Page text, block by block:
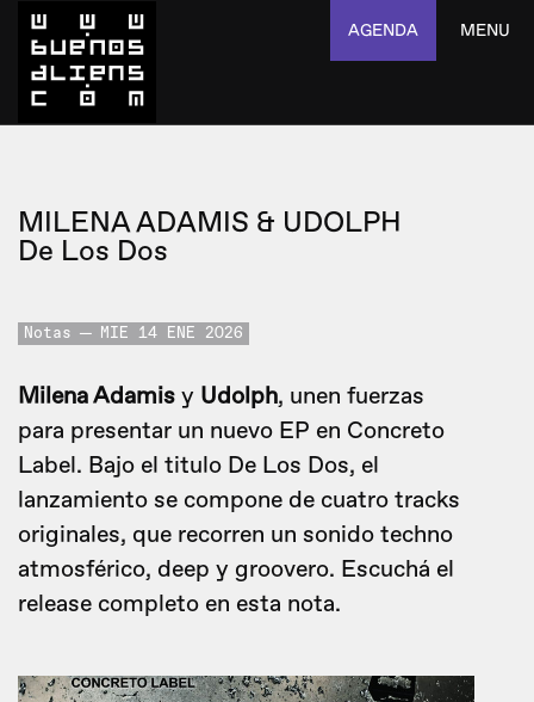
AGENDA MENU
MILENA ADAMIS & UDOLPH
De Los Dos
Notas MIE 14 ENE 2026
Milena Adamis y Udolph, unen fuerzas
para presentar un nuevo EP en Concreto
Label. Bajo el titulo De Los Dos, el
lanzamiento se compone de cuatro tracks
originales, que recorren un sonido techno
atmosférico, deep y groovero. Escuchá el
release completo en esta nota.